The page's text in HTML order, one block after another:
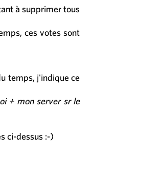
à supprimer tous
ces votes sont
temps, j'indique ce
+ mon server sr le
ci-dessus :-)